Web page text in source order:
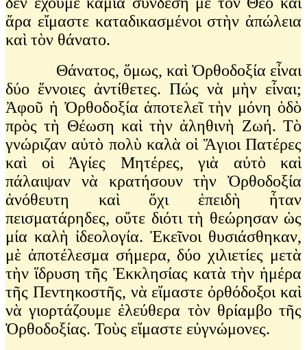
ἄρα εἴμαστε καταδικασμένοι στὴν ἀπώλεια
καὶ τὸν θάνατο.
Θάνατος, ὅμως, καὶ Ὀρθοδοξία εἶναι
δύο ἔννοιες ἀντίθετες. Πώς νὰ μὴν εἶναι;
Ἀφοῦ ἡ Ὀρθοδοξία ἀποτελεῖ τὴν μόνη ὁδὸ
πρὸς τὴ Θέωση καὶ τὴν ἀληθινὴ Ζωή. Τὸ
γνώριζαν αὐτὸ πολὺ καλὰ οἱ Ἅγιοι Πατέρες
καὶ οἱ Ἁγίες Μητέρες, γιὰ αὐτὸ καὶ
πάλαιψαν νὰ κρατήσουν τὴν Ὀρθοδοξία
ἀνόθευτη καὶ ὄχι ἐπειδὴ ἦταν
πεισματάρηδες, οὔτε διότι τὴ θεώρησαν ὡς
μία καλὴ ἰδεολογία. Ἐκεῖνοι θυσιάσθηκαν,
μὲ ἀποτέλεσμα σήμερα, δύο χιλιετίες μετὰ
τὴν ἵδρυση τῆς Ἐκκλησίας κατὰ τὴν ἡμέρα
τῆς Πεντηκοστῆς, νὰ εἴμαστε ὀρθόδοξοι καὶ
νὰ γιορτάζουμε ἐλεύθερα τὸν θρίαμβο τῆς
Ὀρθοδοξίας. Τοὺς εἴμαστε εὐγνώμονες.